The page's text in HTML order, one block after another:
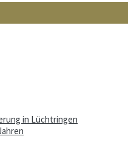
in Lüchtringen